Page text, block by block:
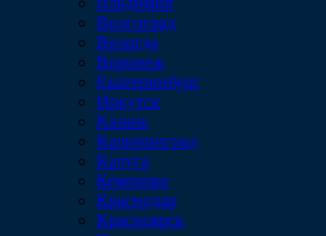
Волгоград
Вологда
Воронеж
Екатеринбург
Иркутск
Казань
Калининград
Калуга
Кемерово
Краснодар
Красноярск